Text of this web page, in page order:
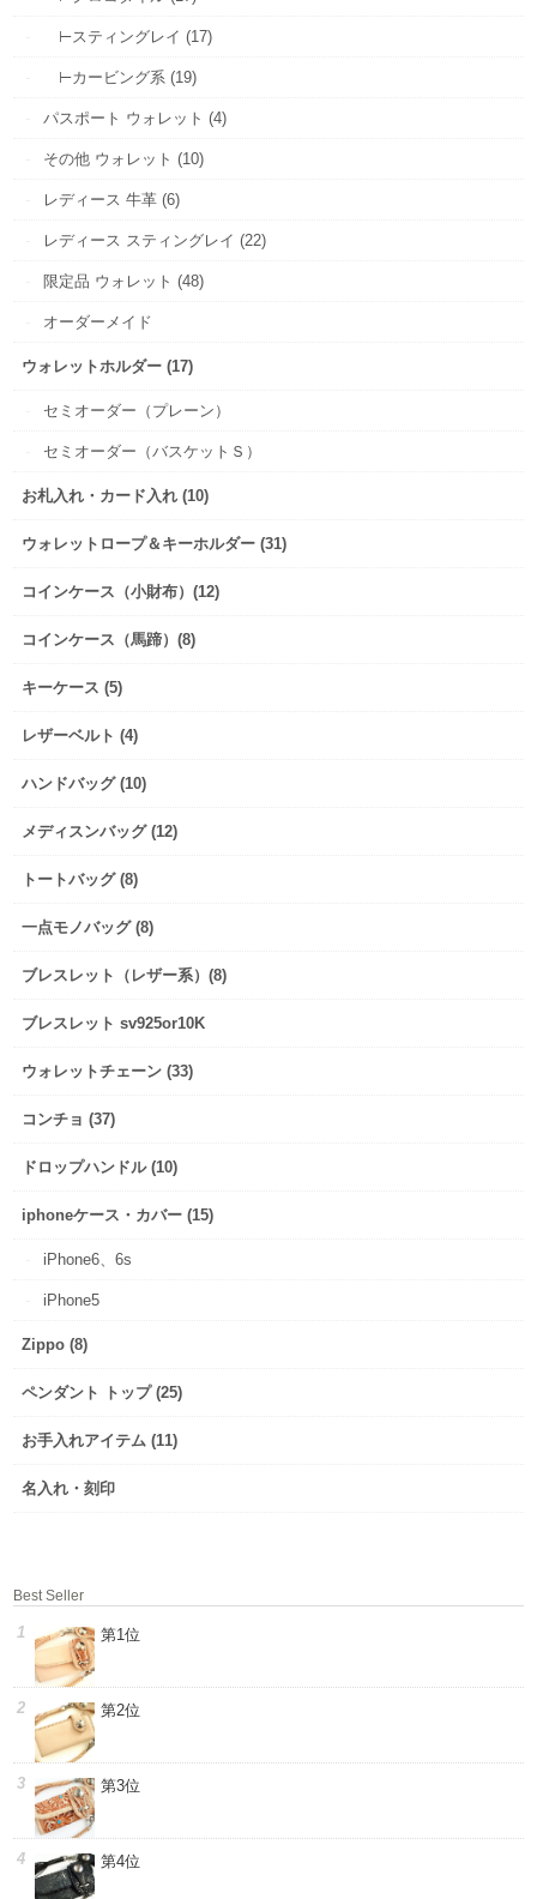
⊢スティングレイ (17)
⊢カービング系 (19)
パスポート ウォレット (4)
その他 ウォレット (10)
レディース 牛革 (6)
レディース スティングレイ (22)
限定品 ウォレット (48)
オーダーメイド
ウォレットホルダー (17)
セミオーダー（プレーン）
セミオーダー（バスケットＳ）
お札入れ・カード入れ (10)
ウォレットロープ＆キーホルダー (31)
コインケース（小財布）(12)
コインケース（馬蹄）(8)
キーケース (5)
レザーベルト (4)
ハンドバッグ (10)
メディスンバッグ (12)
トートバッグ (8)
一点モノバッグ (8)
ブレスレット（レザー系）(8)
ブレスレット sv925or10K
ウォレットチェーン (33)
コンチョ (37)
ドロップハンドル (10)
iphoneケース・カバー (15)
iPhone6、6s
iPhone5
Zippo (8)
ペンダント トップ (25)
お手入れアイテム (11)
名入れ・刻印
Best Seller
第1位
第2位
第3位
第4位